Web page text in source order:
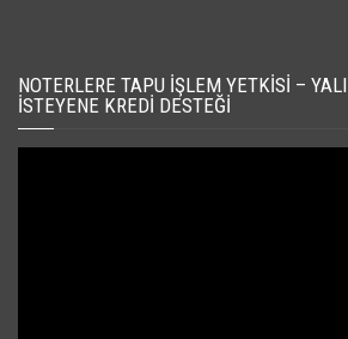
NOTERLERE TAPU İŞLEM YETKISI –
İSTEYENE KREDI DESTEĞI